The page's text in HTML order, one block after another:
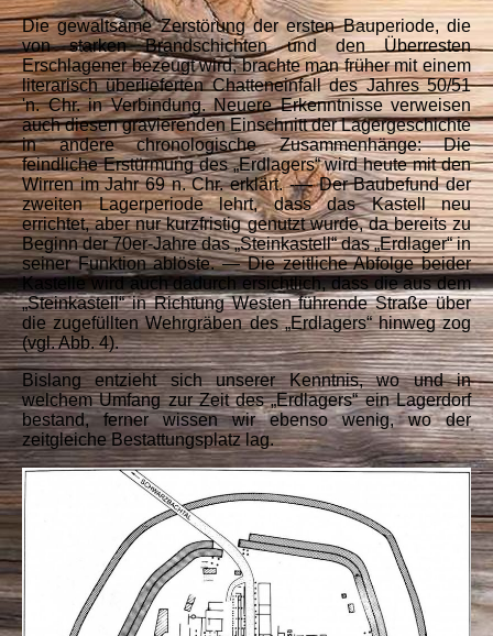
Die gewaltsame Zerstörung der ersten Bauperiode, die
von starken Brandschichten und den Überresten
Erschlagener bezeugt wird, brachte man früher mit einem
literarisch überlieferten Chatteneinfall des Jahres 50/51
'n. Chr. in Verbindung. Neuere Erkenntnisse verweisen
auch diesen gravierenden Einschnitt der Lagergeschichte
in andere chronologische Zusammenhänge: Die
feindliche Erstürmung des „Erdlagers“ wird heute mit den
Wirren im Jahr 69 n. Chr. erklärt. -— Der Baubefund der
zweiten Lagerperiode lehrt, dass das Kastell neu
errichtet, aber nur kurzfristig genutzt wurde, da bereits zu
Beginn der 70er-Jahre das „Steinkastell“ das „Erdlager“ in
seiner Funktion ablöste. — Die zeitliche Abfolge beider
Kastelle wird auch dadurch ersichtlich, dass die aus dem
„Steinkastell“ in Richtung Westen führende Straße über
die zugefüllten Wehrgräben des „Erdlagers“ hinweg zog
(vgl. Abb. 4).
Bislang entzieht sich unserer Kenntnis, wo und in
welchem Umfang zur Zeit des „Erdlagers“ ein Lagerdorf
bestand, ferner wissen wir ebenso wenig, wo der
zeitgleiche Bestattungsplatz lag.